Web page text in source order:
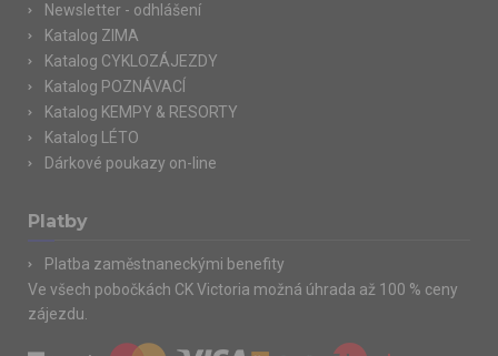
Newsletter - odhlášení
Katalog ZIMA
Katalog CYKLOZÁJEZDY
Katalog POZNÁVACÍ
Katalog KEMPY & RESORTY
Katalog LÉTO
Dárkové poukazy on-line
Platby
Platba zaměstnaneckými benefity
Ve všech pobočkách CK Victoria možná úhrada až 100 % ceny
zájezdu.